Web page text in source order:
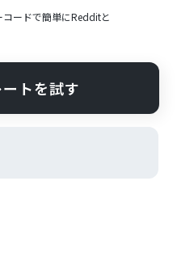
ードで簡単にRedditと
トを試す